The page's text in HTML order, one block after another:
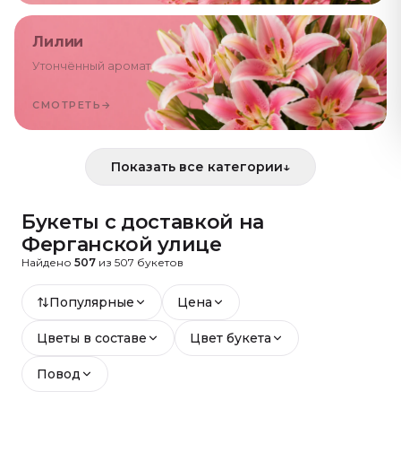
Лилии
Утончённый аромат
СМОТРЕТЬ →
Показать все категории↓
Букеты с доставкой на
Ферганской улице
Найдено 507 из 507 букетов
Популярные Цена
Цветы в составе Цвет букета
Повод